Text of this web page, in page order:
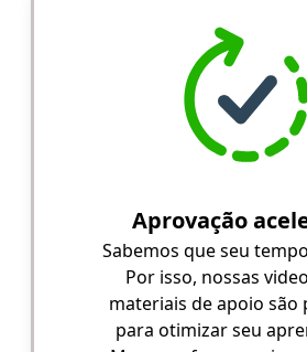
Aprovação
Sabemos que seu
Por isso, nossas
materiais de apoio são
para otimizar seu